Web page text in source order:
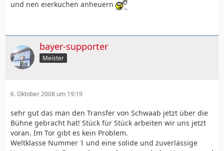
und nen eierkuchen anheuern
bayer-supporter
Meister
6. Oktober 2008 um 19:19
sehr gut das man den Transfer von Schwaab jetzt über die
Bühne gebracht hat! Stück für Stück arbeiten wir uns jetzt
voran. Im Tor gibt es kein Problem.
Weltklasse Nummer 1 und eine solide und zuverlässige